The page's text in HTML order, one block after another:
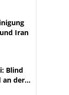
Iran
Blind
an der